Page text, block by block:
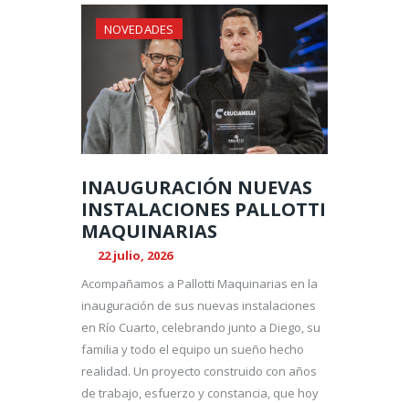
NOVEDADES
INAUGURACIÓN NUEVAS
INSTALACIONES PALLOTTI
MAQUINARIAS
22 julio, 2026
Acompañamos a Pallotti Maquinarias en la
inauguración de sus nuevas instalaciones
en Río Cuarto, celebrando junto a Diego, su
familia y todo el equipo un sueño hecho
realidad. Un proyecto construido con años
de trabajo, esfuerzo y constancia, que hoy